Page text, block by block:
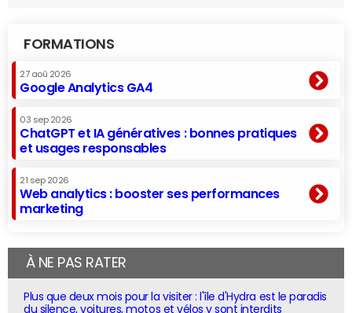
FORMATIONS
27 aoû 2026
Google Analytics GA4
03 sep 2026
ChatGPT et IA génératives : bonnes pratiques
et usages responsables
21 sep 2026
Web analytics : booster ses performances
marketing
À NE PAS RATER
Plus que deux mois pour la visiter : l'île d'Hydra est le paradis
du silence, voitures, motos et vélos y sont interdits